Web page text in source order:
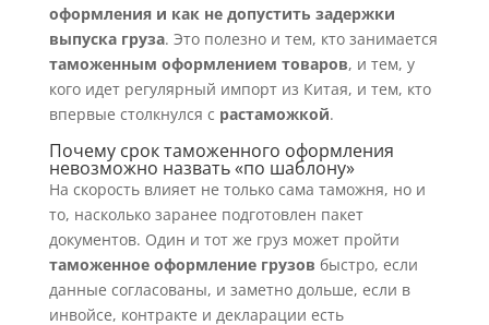
оформления и как не допустить задержки
выпуска груза. Это полезно и тем, кто занимается
таможенным оформлением товаров, и тем, у
кого идет регулярный импорт из Китая, и тем, кто
впервые столкнулся с растаможкой.
Почему срок таможенного оформления
невозможно назвать «по шаблону»
На скорость влияет не только сама таможня, но и
то, насколько заранее подготовлен пакет
документов. Один и тот же груз может пройти
таможенное оформление грузов быстро, если
данные согласованы, и заметно дольше, если в
инвойсе, контракте и декларации есть